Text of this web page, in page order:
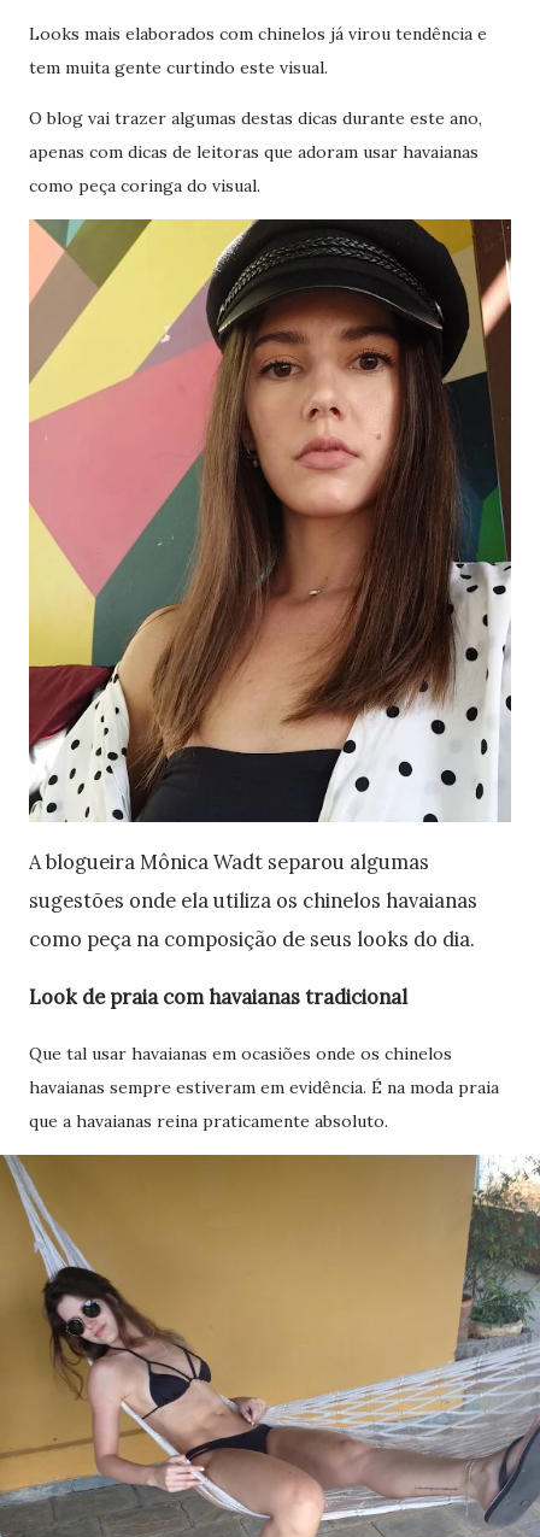
Looks mais elaborados com chinelos já virou tendência e
tem muita gente curtindo este visual.
O blog vai trazer algumas destas dicas durante este ano,
apenas com dicas de leitoras que adoram usar havaianas
como peça coringa do visual.
A blogueira Mônica Wadt separou algumas
sugestões onde ela utiliza os chinelos havaianas
como peça na composição de seus looks do dia.
Look de praia com havaianas tradicional
Que tal usar havaianas em ocasiões onde os chinelos
havaianas sempre estiveram em evidência. É na moda praia
que a havaianas reina praticamente absoluto.